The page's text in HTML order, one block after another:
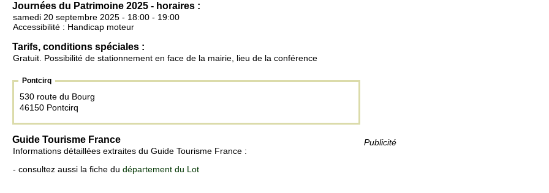
Publicité
Journées du Patrimoine 2025 - horaires :
samedi 20 septembre 2025 - 18:00 - 19:00
Accessibilité : Handicap moteur
Tarifs, conditions spéciales :
Gratuit. Possibilité de stationnement en face de la mairie, lieu de la conférence
Pontcirq
530 route du Bourg
46150 Pontcirq
Guide Tourisme France
Informations détaillées extraites du Guide Tourisme France :
- consultez aussi la fiche du département du Lot